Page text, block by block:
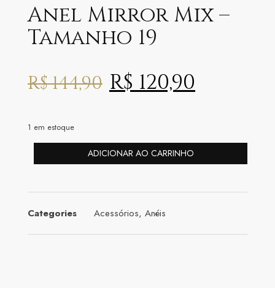
Anel Mirror Mix –
Tamanho 19
R$144,90 R$120,90
1 em estoque
ADICIONAR AO CARRINHO
Categories Acessórios, Anéis